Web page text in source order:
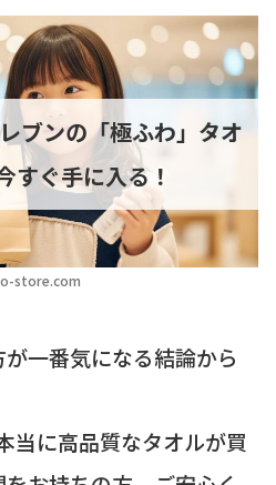
store.com
ブンの「極ふわ」タオ
すぐ手に入る！
一番気になる結論から
当に高品質なタオルが買